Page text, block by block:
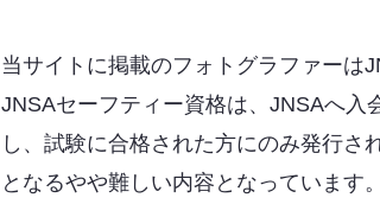
当サイトに掲載のフォトグラファーは
JNSAセーフティー資格は、JNSAへ入
し、試験に合格された⽅にのみ発⾏さ
となるやや難しい内容となっています。